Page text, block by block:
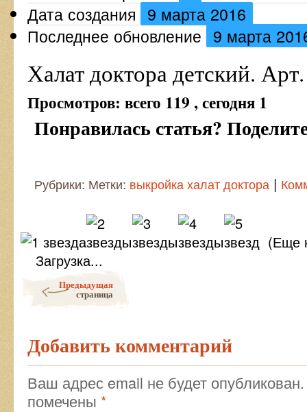
Дата создания 9 марта 2016
Последнее обновление 9 марта
Халат доктора детский.
Просмотров: всего 119 , сегодня 1
Понравилась статья?
Рубрики: Метки: выкройка халат доктора |
(Еще
Загрузка...
Предыдущая
страница
Добавить комментарий
Ваш адрес email не будет опубликован.
помечены *